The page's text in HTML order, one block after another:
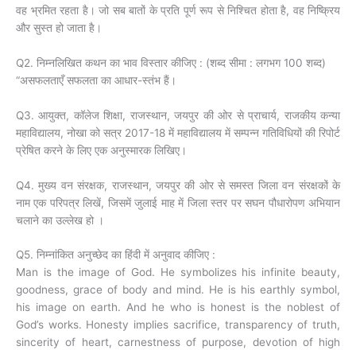
वह भ्रमित रहता है। जो सब बातों के प्रति पूर्ण रूप से निश्चित होता है, वह निष्क्रिय
और सुस्त हो जाता है।
Q2. निम्नलिखित कथन का भाव विस्तार कीजिए : (शब्द सीमा : लगभग 100 शब्द)
“असफलताएँ सफलता का आधार-स्तंभ हैं।
Q3. आयुक्त, कॉलेज शिक्षा, राजस्थान, जयपुर की ओर से प्राचार्य, राजकीय कन्या
महाविद्यालय, नोखा को सत्र 2017-18 में महाविद्यालय में सम्पन्न गतिविधियों की रिपोर्ट
प्रेषित करने के लिए एक अनुस्मारक लिखिए।
Q4. मुख्य वन संरक्षक, राजस्थान, जयपुर की ओर से समस्त जिला वन संरक्षकों के
नाम एक परिपत्र लिखें, जिसमें जुलाई माह में जिला स्तर पर सघन पौधारोपण अभियान
चलाने का उल्लेख हो ।
Q5. निम्नांकित अनुच्छेद का हिंदी में अनुवाद कीजिए :
Man is the image of God. He symbolizes his infinite beauty,
goodness, grace of body and mind. He is his earthly symbol,
his image on earth. And he who is honest is the noblest of
God’s works. Honesty implies sacrifice, transparency of truth,
sincerity of heart, carnestness of purpose, devotion of high